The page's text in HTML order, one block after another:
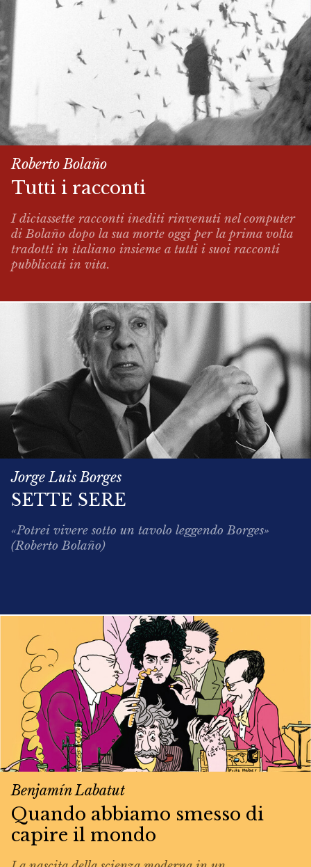
Roberto Bolaño
Tutti i racconti
I diciassette racconti inediti rinvenuti nel computer
di Bolaño dopo la sua morte oggi per la prima volta
tradotti in italiano insieme a tutti i suoi racconti
pubblicati in vita.
Jorge Luis Borges
SETTE SERE
«Potrei vivere sotto un tavolo leggendo Borges»
(Roberto Bolaño)
Benjamín Labatut
Quando abbiamo smesso di
capire il mondo